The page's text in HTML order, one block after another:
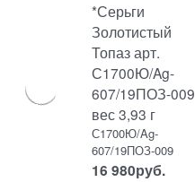
*Серьги
Золотистый
Топаз арт.
С1700Ю/Ag-
607/19ПОЗ-009
вес 3,93 г
С1700Ю/Ag-
607/19ПОЗ-009
16 980руб.